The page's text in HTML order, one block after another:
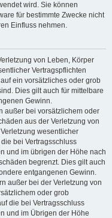
wird. Sie können
für bestimmte Zwecke nicht
Einfluss nehmen.
von Leben, Körper
Vertragspflichten
ein vorsätzliches oder grob
Dies gilt auch für mittelbare
Gewinn.
außer bei vorsätzlichem oder
aus der Verletzung von
wesentlicher
bei Vertragsschluss
und im übrigen der Höhe nach
begrenzt. Dies gilt auch
entgangenen Gewinn.
außer bei der Verletzung von
oder grob
die bei Vertragsschluss
und im Übrigen der Höhe